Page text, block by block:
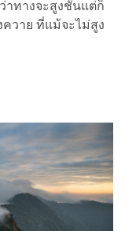
าทางจะสูงชันแต่ก็
วาย ที่แม้จะไม่สูง